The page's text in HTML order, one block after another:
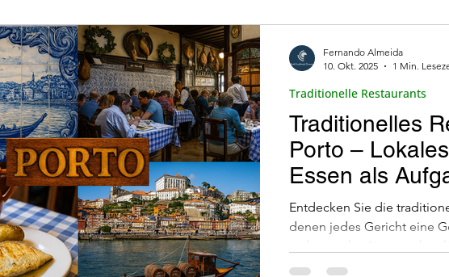
reinsten Zustand. Portugals Technologiesektor
Kulturerbe Architektur Weine und
Digitale Gesundheit Grüne Mobilität Organisation
Reisen in Portugal lissabon-oder-porto
Traditionelles
Porto –
Essen als
Reisende
Entdecken Sie die
denen jedes Gericht eine
authentische Aromen,
Seele der portugiesischen
Traditionelle Restaurants
Fernando Almeida
10. Okt. 2025
1 Min.